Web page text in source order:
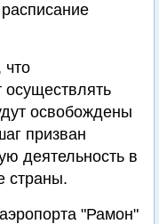
что
осуществлять
освобождены
призван
деятельность в
страны.
"Рамон"